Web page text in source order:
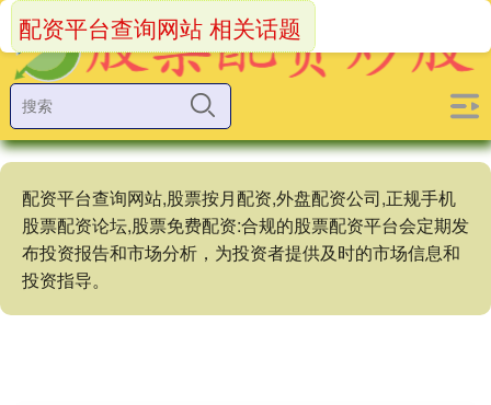
配资平台查询网站,股票按月配资,外盘配资公司,正规手机
股票配资论坛,股票免费配资:合规的股票配资平台会定期发
布投资报告和市场分析，为投资者提供及时的市场信息和
投资指导。
配资平台查询网站 相关话题